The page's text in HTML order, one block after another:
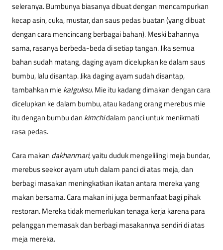
seleranya. Bumbunya biasanya dibuat dengan mencampurkan
kecap asin, cuka, mustar, dan saus pedas buatan (yang dibuat
dengan cara mencincang berbagai bahan). Meski bahannya
sama, rasanya berbeda-beda di setiap tangan. Jika semua
bahan sudah matang, daging ayam dicelupkan ke dalam saus
bumbu, lalu disantap. Jika daging ayam sudah disantap,
tambahkan mie kalguksu. Mie itu kadang dimakan dengan cara
dicelupkan ke dalam bumbu, atau kadang orang merebus mie
itu dengan bumbu dan kimchidalam panci untuk menikmati
rasa pedas.
Cara makan dakhanmari, yaitu duduk mengelilingi meja bundar,
merebus seekor ayam utuh dalam panci di atas meja, dan
berbagi masakan meningkatkan ikatan antara mereka yang
makan bersama. Cara makan ini juga bermanfaat bagi pihak
restoran. Mereka tidak memerlukan tenaga kerja karena para
pelanggan memasak dan berbagi masakannya sendiri di atas
meja mereka.